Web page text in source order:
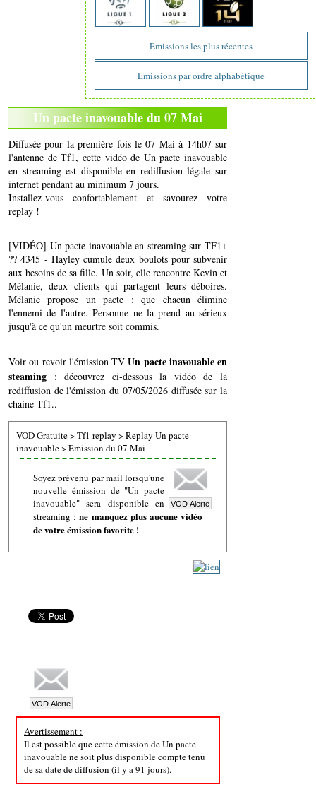
Emissions les plus récentes
Emissions par ordre alphabétique
Un pacte inavouable du 07 Mai
Diffusée pour la première fois le 07 Mai à 14h07 sur
l'antenne de Tf1, cette vidéo de Un pacte inavouable
en streaming est disponible en rediffusion légale sur
internet pendant au minimum 7 jours.
Installez-vous confortablement et savourez votre
replay !
[VIDÉO] Un pacte inavouable en streaming sur TF1+
?? 4345 - Hayley cumule deux boulots pour subvenir
aux besoins de sa fille. Un soir, elle rencontre Kevin et
Mélanie, deux clients qui partagent leurs déboires.
Mélanie propose un pacte : que chacun élimine
l'ennemi de l'autre. Personne ne la prend au sérieux
jusqu'à ce qu'un meurtre soit commis.
Voir ou revoir l'émission TVUn pacte inavouable en
steaming : découvrez ci-dessous la vidéo de la
rediffusion de l'émission du 07/05/2026 diffusée sur la
chaine Tf1..
VOD Gratuite>Tf1 replay >Replay Un pacte
inavouable>Emission du 07 Mai
Soyez prévenu par mail lorsqu'une
nouvelle émission de "Un pacte
inavouable" sera disponible en
streaming :ne manquez plus aucune vidéo
de votre émission favorite !
Avertissement :
Il est possible que cette émission de Un pacte
inavouable ne soit plus disponible compte tenu
de sa date de diffusion (il y a 91 jours).